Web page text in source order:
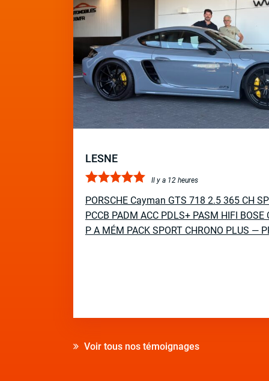
LESNE
Il y a 12 heures
PORSCHE Cayman GTS 718 2.5 365 CH
PCCB PADM ACC PDLS+ PASM HIFI BOSE
P A MÉM PACK SPORT CHRONO PLUS —
Voir tous nos témoignages